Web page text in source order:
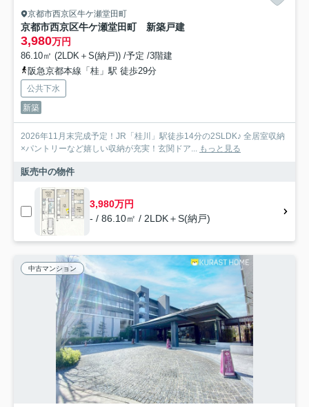
京都市西京区牛ケ瀬堂田町
京都市西京区牛ケ瀬堂田町 新築戸建
3,980万円
86.10㎡ (2LDK＋S(納戸)) /予定 /3階建
阪急京都本線「桂」駅 徒歩29分
公共下水
新築
2026年11月末完成予定！JR「桂川」駅徒歩14分の2SLDK♪ 全居室収納
×パントリーなど嬉しい収納が充実！玄関ドア... もっと見る
販売中の物件
3,980万円
- / 86.10㎡ / 2LDK＋S(納戸)
中古マンション